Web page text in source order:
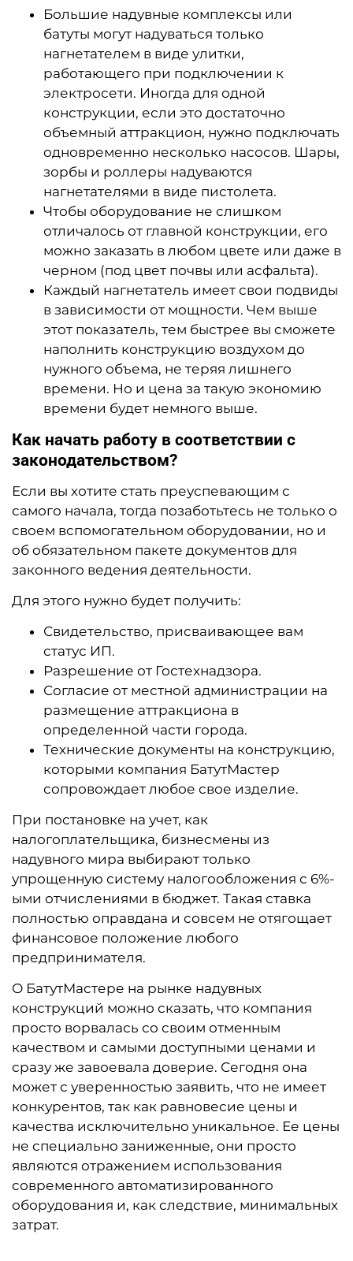
Большие надувные комплексы или
батуты могут надуваться только
нагнетателем в виде улитки,
работающего при подключении к
электросети. Иногда для одной
конструкции, если это достаточно
объемный аттракцион, нужно подключать
одновременно несколько насосов. Шары,
зорбы и роллеры надуваются
нагнетателями в виде пистолета.
Чтобы оборудование не слишком
отличалось от главной конструкции, его
можно заказать в любом цвете или даже в
черном (под цвет почвы или асфальта).
Каждый нагнетатель имеет свои подвиды
в зависимости от мощности. Чем выше
этот показатель, тем быстрее вы сможете
наполнить конструкцию воздухом до
нужного объема, не теряя лишнего
времени. Но и цена за такую экономию
времени будет немного выше.
Как начать работу в соответствии с
законодательством?
Если вы хотите стать преуспевающим с
самого начала, тогда позаботьтесь не только о
своем вспомогательном оборудовании, но и
об обязательном пакете документов для
законного ведения деятельности.
Для этого нужно будет получить:
Свидетельство, присваивающее вам
статус ИП.
Разрешение от Гостехнадзора.
Согласие от местной администрации на
размещение аттракциона в
определенной части города.
Технические документы на конструкцию,
которыми компания БатутМастер
сопровождает любое свое изделие.
При постановке на учет, как
налогоплательщика, бизнесмены из
надувного мира выбирают только
упрощенную систему налогообложения с 6%-
ыми отчислениями в бюджет. Такая ставка
полностью оправдана и совсем не отягощает
финансовое положение любого
предпринимателя.
О БатутМастере на рынке надувных
конструкций можно сказать, что компания
просто ворвалась со своим отменным
качеством и самыми доступными ценами и
сразу же завоевала доверие. Сегодня она
может с уверенностью заявить, что не имеет
конкурентов, так как равновесие цены и
качества исключительно уникальное. Ее цены
не специально заниженные, они просто
являются отражением использования
современного автоматизированного
оборудования и, как следствие, минимальных
затрат.